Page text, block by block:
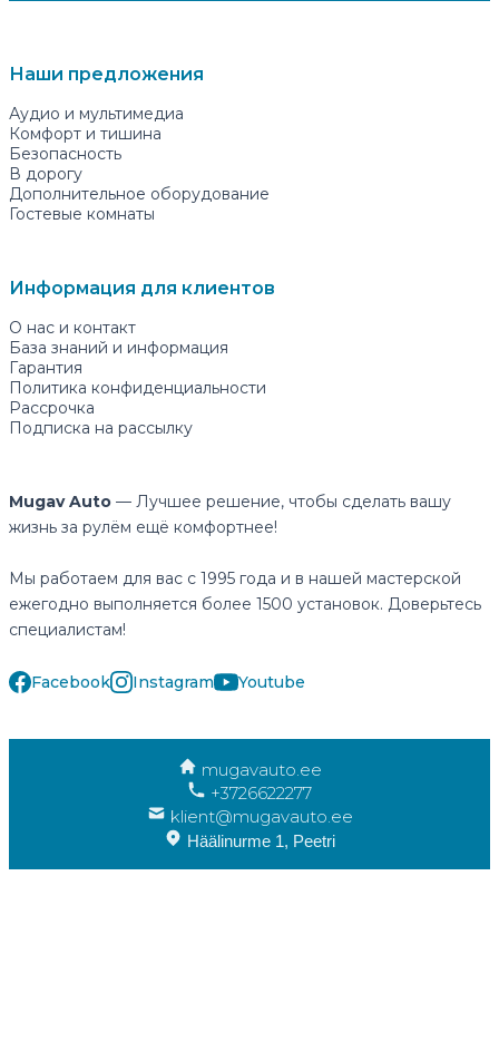
Наши предложения
Аудио и мультимедиа
Комфорт и тишина
Безопасность
В дорогу
Дополнительное оборудование
Гостевые комнаты
Информация для клиентов
О нас и контакт
База знаний и информация
Гарантия
Политика конфиденциальности
Рассрочка
Подписка на рассылку
Mugav Auto — Лучшее решение, чтобы сделать вашу
жизнь за рулём ещё комфортнее!
Мы работаем для вас с 1995 года и в нашей мастерской
ежегодно выполняется более 1500 установок. Доверьтесь
специалистам!
Facebook Instagram Youtube
mugavauto.ee
+3726622277
klient@mugavauto.ee
Häälinurme 1, Peetri